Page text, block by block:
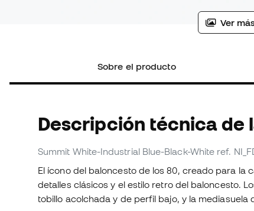
Ver
Sobre el producto
Descripción técnica de
Summit White-Industrial Blue-Black-White ref.
El ícono del baloncesto de los 80, creado para la
detalles clásicos y el estilo retro del baloncesto.
tobillo acolchada y de perfil bajo, y la